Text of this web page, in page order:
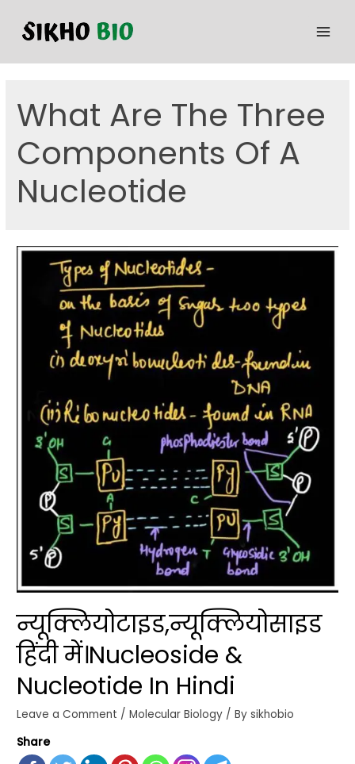
What Are The Three
Components Of A
Nucleotide
न्यूक्लियोटाइड,न्यूक्लियोसाइड
हिंदी में।Nucleoside &
Nucleotide In Hindi
Leave a Comment /Molecular Biology / Bysikhobio
Share